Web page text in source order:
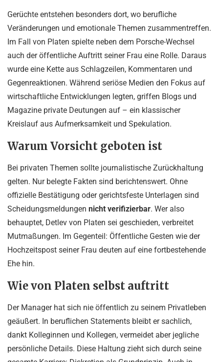
Gerüchte entstehen besonders dort, wo berufliche
Veränderungen und emotionale Themen zusammentreffen.
Im Fall von Platen spielte neben dem Porsche-Wechsel
auch der öffentliche Auftritt seiner Frau eine Rolle. Daraus
wurde eine Kette aus Schlagzeilen, Kommentaren und
Gegenreaktionen. Während seriöse Medien den Fokus auf
wirtschaftliche Entwicklungen legten, griffen Blogs und
Magazine private Deutungen auf – ein klassischer
Kreislauf aus Aufmerksamkeit und Spekulation.
Warum Vorsicht geboten ist
Bei privaten Themen sollte journalistische Zurückhaltung
gelten. Nur belegte Fakten sind berichtenswert. Ohne
offizielle Bestätigung oder gerichtsfeste Unterlagen sind
Scheidungsmeldungen nicht verifizierbar. Wer also
behauptet, Detlev von Platen sei geschieden, verbreitet
Mutmaßungen. Im Gegenteil: Öffentliche Gesten wie der
Hochzeitspost seiner Frau deuten auf eine fortbestehende
Ehe hin.
Wie von Platen selbst auftritt
Der Manager hat sich nie öffentlich zu seinem Privatleben
geäußert. In beruflichen Statements bleibt er sachlich,
dankt Kolleginnen und Kollegen, vermeidet aber jegliche
persönliche Details. Diese Haltung zieht sich durch seine